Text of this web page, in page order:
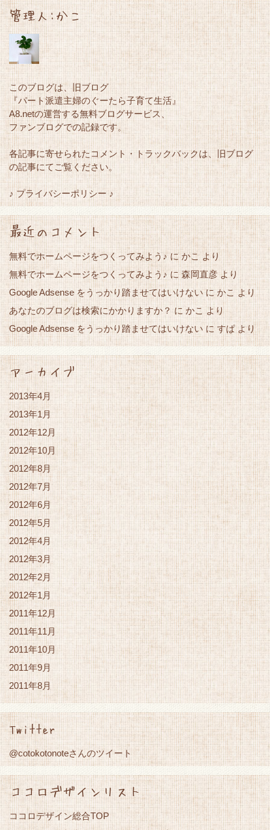
管理人:かこ
このブログは、旧ブログ
『パート派遣主婦のぐーたら子育て生活』
A8.netの運営する無料ブログサービス、
ファンブログでの記録です。
各記事に寄せられたコメント・トラックバックは、旧ブログ
の記事にてご覧ください。
♪ プライバシーポリシー ♪
最近のコメント
無料でホームページをつくってみよう♪ に かこ より
無料でホームページをつくってみよう♪ に森岡直彦より
Google Adsense をうっかり踏ませてはいけないにかこより
あなたのブログは検索にかかりますか？ に かこ より
Google Adsense をうっかり踏ませてはいけない に すぱ より
アーカイブ
2013年4月
2013年1月
2012年12月
2012年10月
2012年8月
2012年7月
2012年6月
2012年5月
2012年4月
2012年3月
2012年2月
2012年1月
2011年12月
2011年11月
2011年10月
2011年9月
2011年8月
Twitter
@cotokotonoteさんのツイート
ココロデザインリスト
ココロデザイン総合TOP